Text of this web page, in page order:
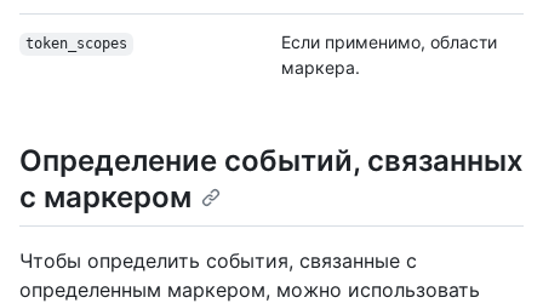
token_scopes
Если применимо, области
маркера.
Определение событий, связанных
с маркером
Чтобы определить события, связанные с
определенным маркером, можно использовать